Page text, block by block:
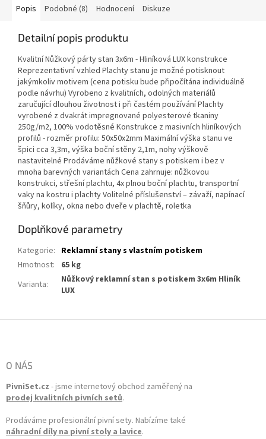
Popis Podobné (8) Hodnocení Diskuze
Detailní popis produktu
Kvalitní Nůžkový párty stan 3x6m - Hliníková LUX konstrukce
Reprezentativní vzhled Plachty stanu je možné potisknout
jakýmkoliv motivem (cena potisku bude připočítána individuálně
podle návrhu) Vyrobeno z kvalitních, odolných materiálů
zaručující dlouhou životnost i při častém používání Plachty
vyrobené z dvakrát impregnované polyesterové tkaniny
250g/m2, 100% vodotěsné Konstrukce z masivních hliníkových
profilů - rozměr profilu: 50x50x2mm Maximální výška stanu ve
špici cca 3,3m, výška boční stěny 2,1m, nohy výškově
nastavitelné Prodáváme nůžkové stany s potiskem i bez v
mnoha barevných variantách Cena zahrnuje: nůžkovou
konstrukci, střešní plachtu, 4x plnou boční plachtu, transportní
vaky na kostru i plachty Volitelné příslušenství – závaží, napínací
šňůry, kolíky, okna nebo dveře v plachtě, roletka
Doplňkové parametry
Kategorie: Reklamní stany s vlastním potiskem
Hmotnost:
65 kg
Varianta:
Nůžkový reklamní stan s potiskem 3x6m Hliník
LUX
O NÁS
PivniSet.cz - jsme internetový obchod zaměřený na
prodej kvalitních pivních setů.
Prodáváme profesionální pivní sety. Nabízíme také
náhradní díly na pivní stoly a lavice.